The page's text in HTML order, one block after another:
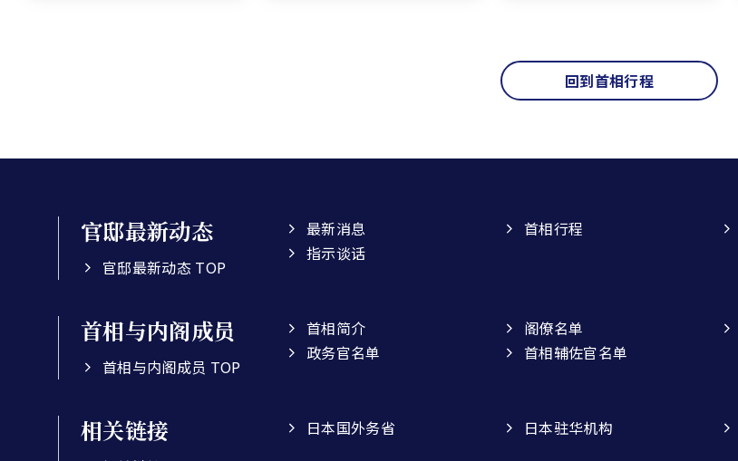
回到首相行程
官邸最新动态
官邸最新动态 TOP
最新消息 首相行程
指示谈话
首相与内阁成员
首相与内阁成员 TOP
首相简介 阁僚名单
政务官名单
首相辅佐官名单
相关链接 日本国外务省 日本驻华机构